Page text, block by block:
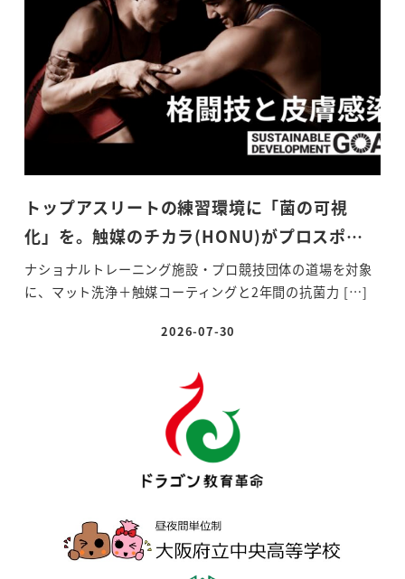
トップアスリートの練習環境に「菌の可視
化」を。触媒のチカラ(HONU)がプロスポ…
ナショナルトレーニング施設・プロ競技団体の道場を対象
に、マット洗浄＋触媒コーティングと2年間の抗菌力 […]
投稿日
2026-07-30